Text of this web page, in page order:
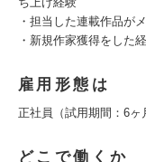
・担当した連載作品が
・新規作家獲得をした
雇用形態は
正社員（試用期間：6ヶ
どこで働くか